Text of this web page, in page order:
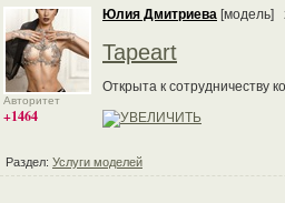
Авторитет
+1464
Юлия Дмитриева [модель]
Tapeart
Открыта к сотрудничеству
Раздел: Услуги моделей